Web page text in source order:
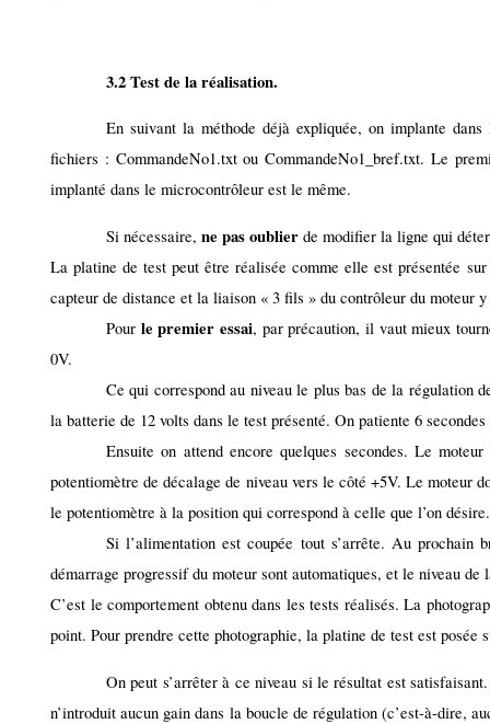
3.2 Test de la réalisation.
En suivant la méthode déjà expliquée, on implante
fichiers : CommandeNo1.txt ou CommandeNo1_bref.txt. Le
implanté dans le microcontrôleur est le même.
Si nécessaire, ne pas oublier de modifier la ligne qui
La platine de test peut être réalisée comme elle est présentée
capteur de distance et la liaison « 3 fils » du contrôleur du moteur y
Pour le premier essai, par précaution, il vaut mieux
0V.
Ce qui correspond au niveau le plus bas de la régulation
la batterie de 12 volts dans le test présenté. On patiente 6
Ensuite on attend encore quelques secondes. Le
potentiomètre de décalage de niveau vers le côté +5V. Le moteur
le potentiomètre à la position qui correspond à celle que l’on
Si l’alimentation est coupée tout s’arrête. Au
démarrage progressif du moteur sont automatiques, et le niveau
C’est le comportement obtenu dans les tests réalisés. La
point. Pour prendre cette photographie, la platine de test est posée
On peut s’arrêter à ce niveau si le résultat est
n’introduit aucun gain dans la boucle de régulation (c’est-à-dire,